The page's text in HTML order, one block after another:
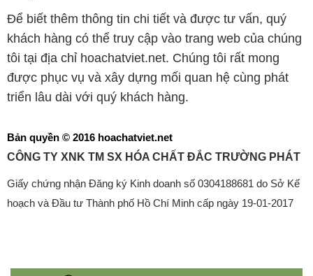
Để biết thêm thông tin chi tiết và được tư vấn, quý
khách hàng có thể truy cập vào trang web của chúng
tôi tại địa chỉ hoachatviet.net. Chúng tôi rất mong
được phục vụ và xây dựng mối quan hệ cùng phát
triển lâu dài với quý khách hàng.
Bản quyền © 2016 hoachatviet.net
CÔNG TY XNK TM SX HÓA CHẤT ĐẮC TRƯỜNG PHÁT
Giấy chứng nhận Đăng ký Kinh doanh số 0304188681 do Sở Kế
hoạch và Đầu tư Thành phố Hồ Chí Minh cấp ngày 19-01-2017